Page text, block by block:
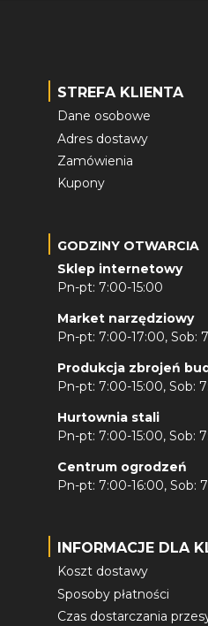
STREFA KLIENTA
Dane osobowe
Adres dostawy
Zamówienia
Kupony
GODZINY OTWARCIA
Sklep internetowy
Pn-pt: 7:00-15:00
Market narzędziowy
Pn-pt: 7:00-17:00, Sob:
Produkcja zbrojeń
Pn-pt: 7:00-15:00, Sob:
Hurtownia stali
Pn-pt: 7:00-15:00, Sob:
Centrum ogrodzeń
Pn-pt: 7:00-16:00, Sob:
INFORMACJE DLA
Koszt dostawy
Sposoby płatności
Czas dostarczania